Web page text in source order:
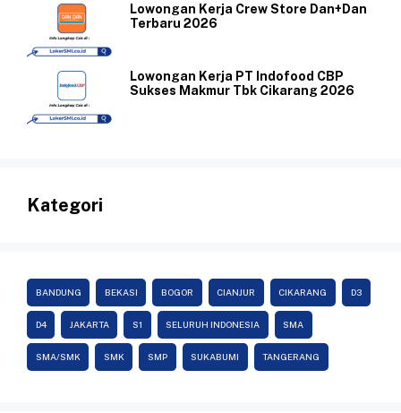
Lowongan Kerja Crew Store Dan+Dan
Terbaru 2026
Lowongan Kerja PT Indofood CBP
Sukses Makmur Tbk Cikarang 2026
Kategori
BANDUNG BEKASI BOGOR CIANJUR CIKARANG D3
D4 JAKARTA S1 SELURUH INDONESIA SMA
SMA/SMK SMK SMP SUKABUMI TANGERANG